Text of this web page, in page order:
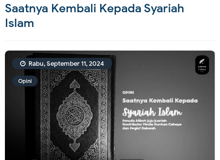
Saatnya Kembali Kepada Syariah
Islam
Opini
Rabu, September 11, 2024